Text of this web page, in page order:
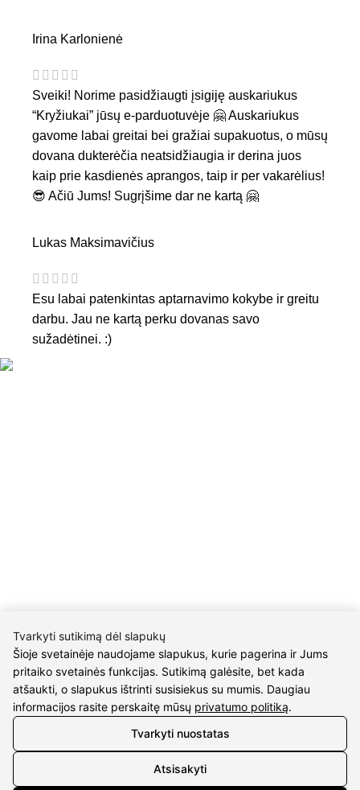
Irina Karlonienė
Sveiki! Norime pasidžiaugti įsigiję auskariukus
“Kryžiukai” jūsų e-parduotuvėje 🤗 Auskariukus
gavome labai greitai bei gražiai supakuotus, o mūsų
dovana dukterėčia neatsidžiaugia ir derina juos
kaip prie kasdienės aprangos, taip ir per vakarėlius!
😎 Ačiū Jums! Sugrįšime dar ne kartą 🤗
Lukas Maksimavičius
Esu labai patenkintas aptarnavimo kokybe ir greitu
darbu. Jau ne kartą perku dovanas savo
sužadėtinei. :)
REKVIZITAI
UAB Eidvina
Įm.kodas 304176340
Gailiūnų g. 45, Druskininkai
INFORMACIJA
Pristatymas
Tvarkyti sutikimą dėl slapukų
Šioje svetainėje naudojame slapukus, kurie pagerina ir Jums
pritaiko svetainės funkcijas. Sutikimą galėsite, bet kada
atšaukti, o slapukus ištrinti susisiekus su mumis. Daugiau
informacijos rasite perskaitę mūsų privatumo politiką.
Tvarkyti nuostatas
Atsisakyti